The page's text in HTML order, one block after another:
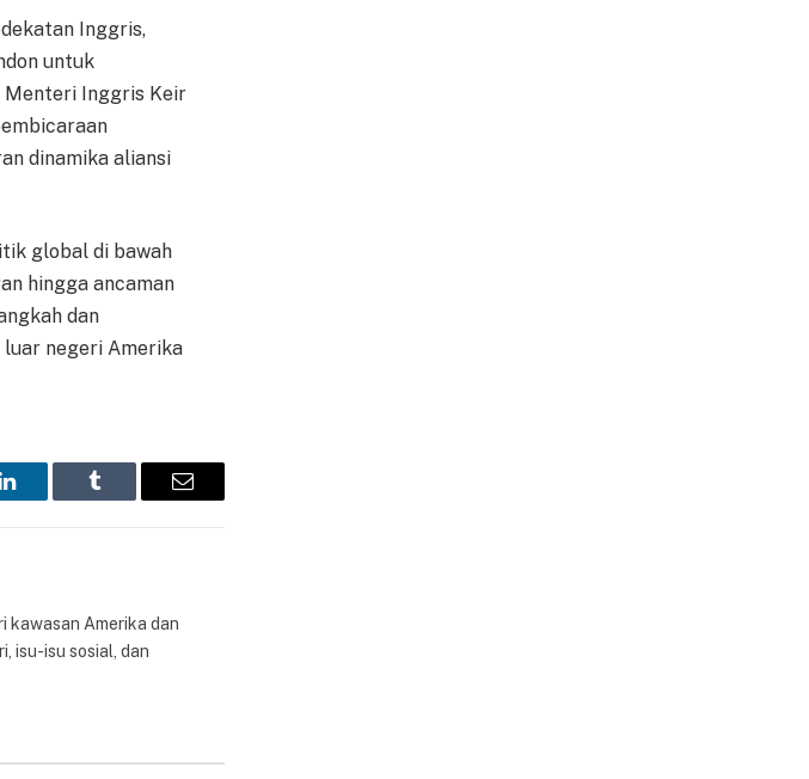
Inggris,
untuk
Menteri Inggris Keir
dinamika aliansi
global di bawah
hingga ancaman
dan
luar negeri Amerika
LinkedIn Tumblr Email
kawasan Amerika dan
isu-isu sosial, dan